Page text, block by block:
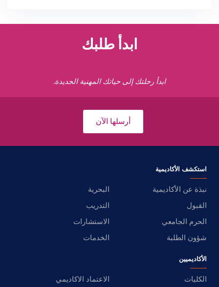
ابدأ طلبك
ابدأ رحلتك إلى حياتك المهنية الجديدة.
أرسلها الآن
استكشف الأكاديمية
نبذة عن الأكاديمية
البحرية
القبول
التدريب
الحرم الجامعي
الاستشارات
شؤون الطلبة
الخدمات
الأكاديميين
الكليات
الاعتماد الاكاديمي